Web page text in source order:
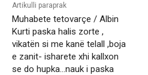
Artikulli paraprak
Muhabete tetovarçe / Albin
Kurti paska halis zorte ,
vikatën si me kanë telall ,boja
e zanit- isharete xhi kallxon
se do hupka…nauk i paska